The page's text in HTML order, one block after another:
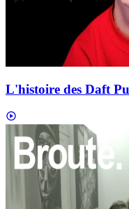
L'histoire des Daft